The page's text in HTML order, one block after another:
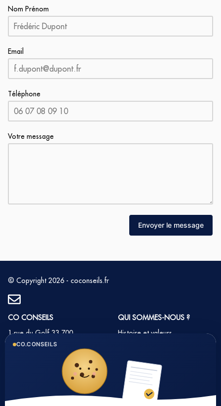
Nom Prénom
Email
Téléphone
Votre message
Envoyer le message
© Copyright 2026 - coconseils.fr
CO CONSEILS
1 rue du Golf 33 700
MERIGNAC
Tél : 05 35 54 22 54
QUI SOMMES-NOUS ?
Histoire et valeurs
Nos partenaires
Notre méthode
Nos tarifs immobilier
CO.CONSEILS